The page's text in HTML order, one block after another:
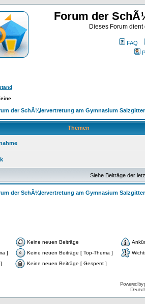
Forum der
Dieses Forum
FAQ
der SchÃ¼lervertretung am Gymnasium
Themen
Siehe Beiträge der
der SchÃ¼lervertretung am Gymnasium
Keine neuen Beiträge
]
Keine neuen Beiträge [ Top-Thema ]
Keine neuen Beiträge [ Gesperrt ]
Powered by